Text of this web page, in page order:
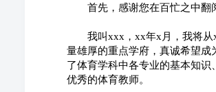
首先，感谢您在百忙之中翻
我叫xxx，xx年x月，我将从
量雄厚的重点学府，真诚希望
了体育学科中各专业的基本知
优秀的体育教师。